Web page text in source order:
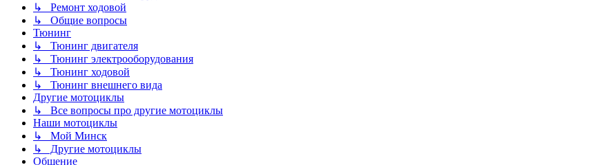
↳ Ремонт ходовой
↳ Общие вопросы
Тюнинг
↳ Тюнинг двигателя
↳ Тюнинг электрооборудования
↳ Тюнинг ходовой
↳ Тюнинг внешнего вида
Другие мотоциклы
↳ Все вопросы про другие мотоциклы
Наши мотоциклы
↳ Мой Минск
↳ Другие мотоциклы
Общение